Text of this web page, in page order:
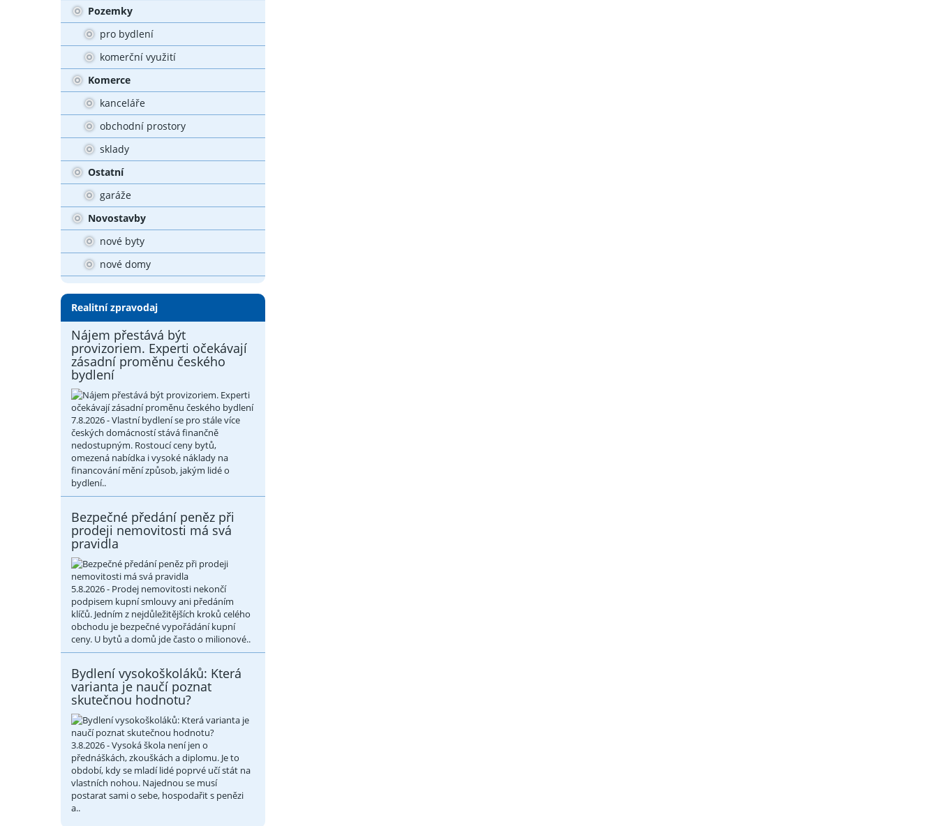
Pozemky
pro bydlení
komerční využití
Komerce
kanceláře
obchodní prostory
sklady
Ostatní
garáže
Novostavby
nové byty
nové domy
Realitní zpravodaj
Nájem přestává být
provizoriem. Experti očekávají
zásadní proměnu českého
bydlení
7.8.2026 - Vlastní bydlení se pro stále více
českých domácností stává finančně
nedostupným. Rostoucí ceny bytů,
omezená nabídka i vysoké náklady na
financování mění způsob, jakým lidé o
bydlení..
Bezpečné předání peněz při
prodeji nemovitosti má svá
pravidla
5.8.2026 - Prodej nemovitosti nekončí
podpisem kupní smlouvy ani předáním
klíčů. Jedním z nejdůležitějších kroků celého
obchodu je bezpečné vypořádání kupní
ceny. U bytů a domů jde často o milionové..
Bydlení vysokoškoláků: Která
varianta je naučí poznat
skutečnou hodnotu?
3.8.2026 - Vysoká škola není jen o
přednáškách, zkouškách a diplomu. Je to
období, kdy se mladí lidé poprvé učí stát na
vlastních nohou. Najednou se musí
postarat sami o sebe, hospodařit s penězi
a..